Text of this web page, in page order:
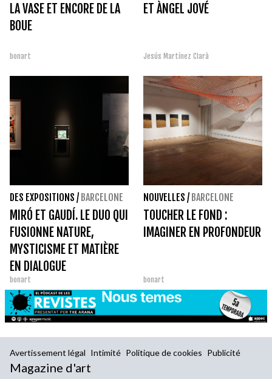
LA VASE ET ENCORE DE LA
BOUE
bonart
ET ÀNGEL JOVÉ
Jesús Martínez Clarà
DES EXPOSITIONS / BARCELONE
MIRÓ ET GAUDÍ. LE DUO QUI
FUSIONNE NATURE,
MYSTICISME ET MATIÈRE
EN DIALOGUE
bonart
NOUVELLES / BARCELONE
TOUCHER LE FOND :
IMAGINER EN PROFONDEUR
bonart
Avertissement légal Intimité Politique de cookies Publicité
Magazine d'art